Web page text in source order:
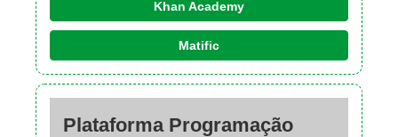
Khan Academy
Matific
Plataforma Programação